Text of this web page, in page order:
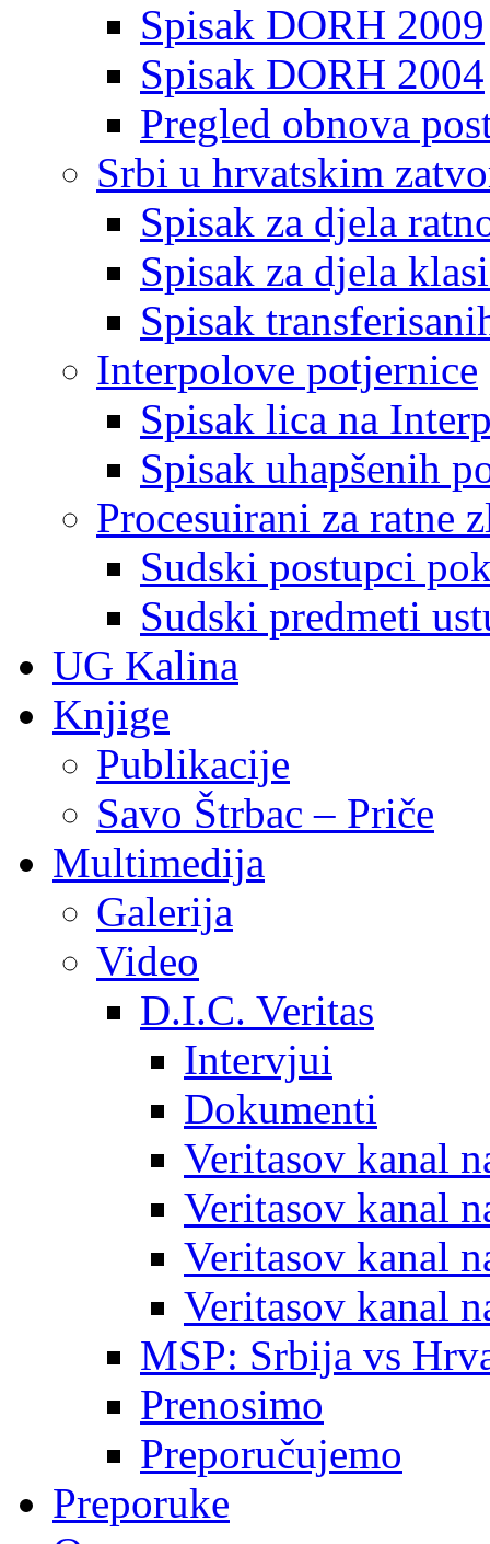
Spisak DORH 2009
Spisak DORH 2004
Pregled obnova
Srbi u hrvatskim
Spisak za djela
Spisak za djela
Spisak
Interpolove potjernice
Spisak lica na
Spisak uhapšenih
Procesuirani za ratne
Sudski postupci
Sudski predmeti
UG Kalina
Knjige
Publikacije
Savo Štrbac – Priče
Multimedija
Galerija
Video
D.I.C. Veritas
Intervjui
Dokumenti
Veritasov kanal
Veritasov kanal
Veritasov kanal
Veritasov kanal
MSP: Srbija vs
Prenosimo
Preporučujemo
Preporuke